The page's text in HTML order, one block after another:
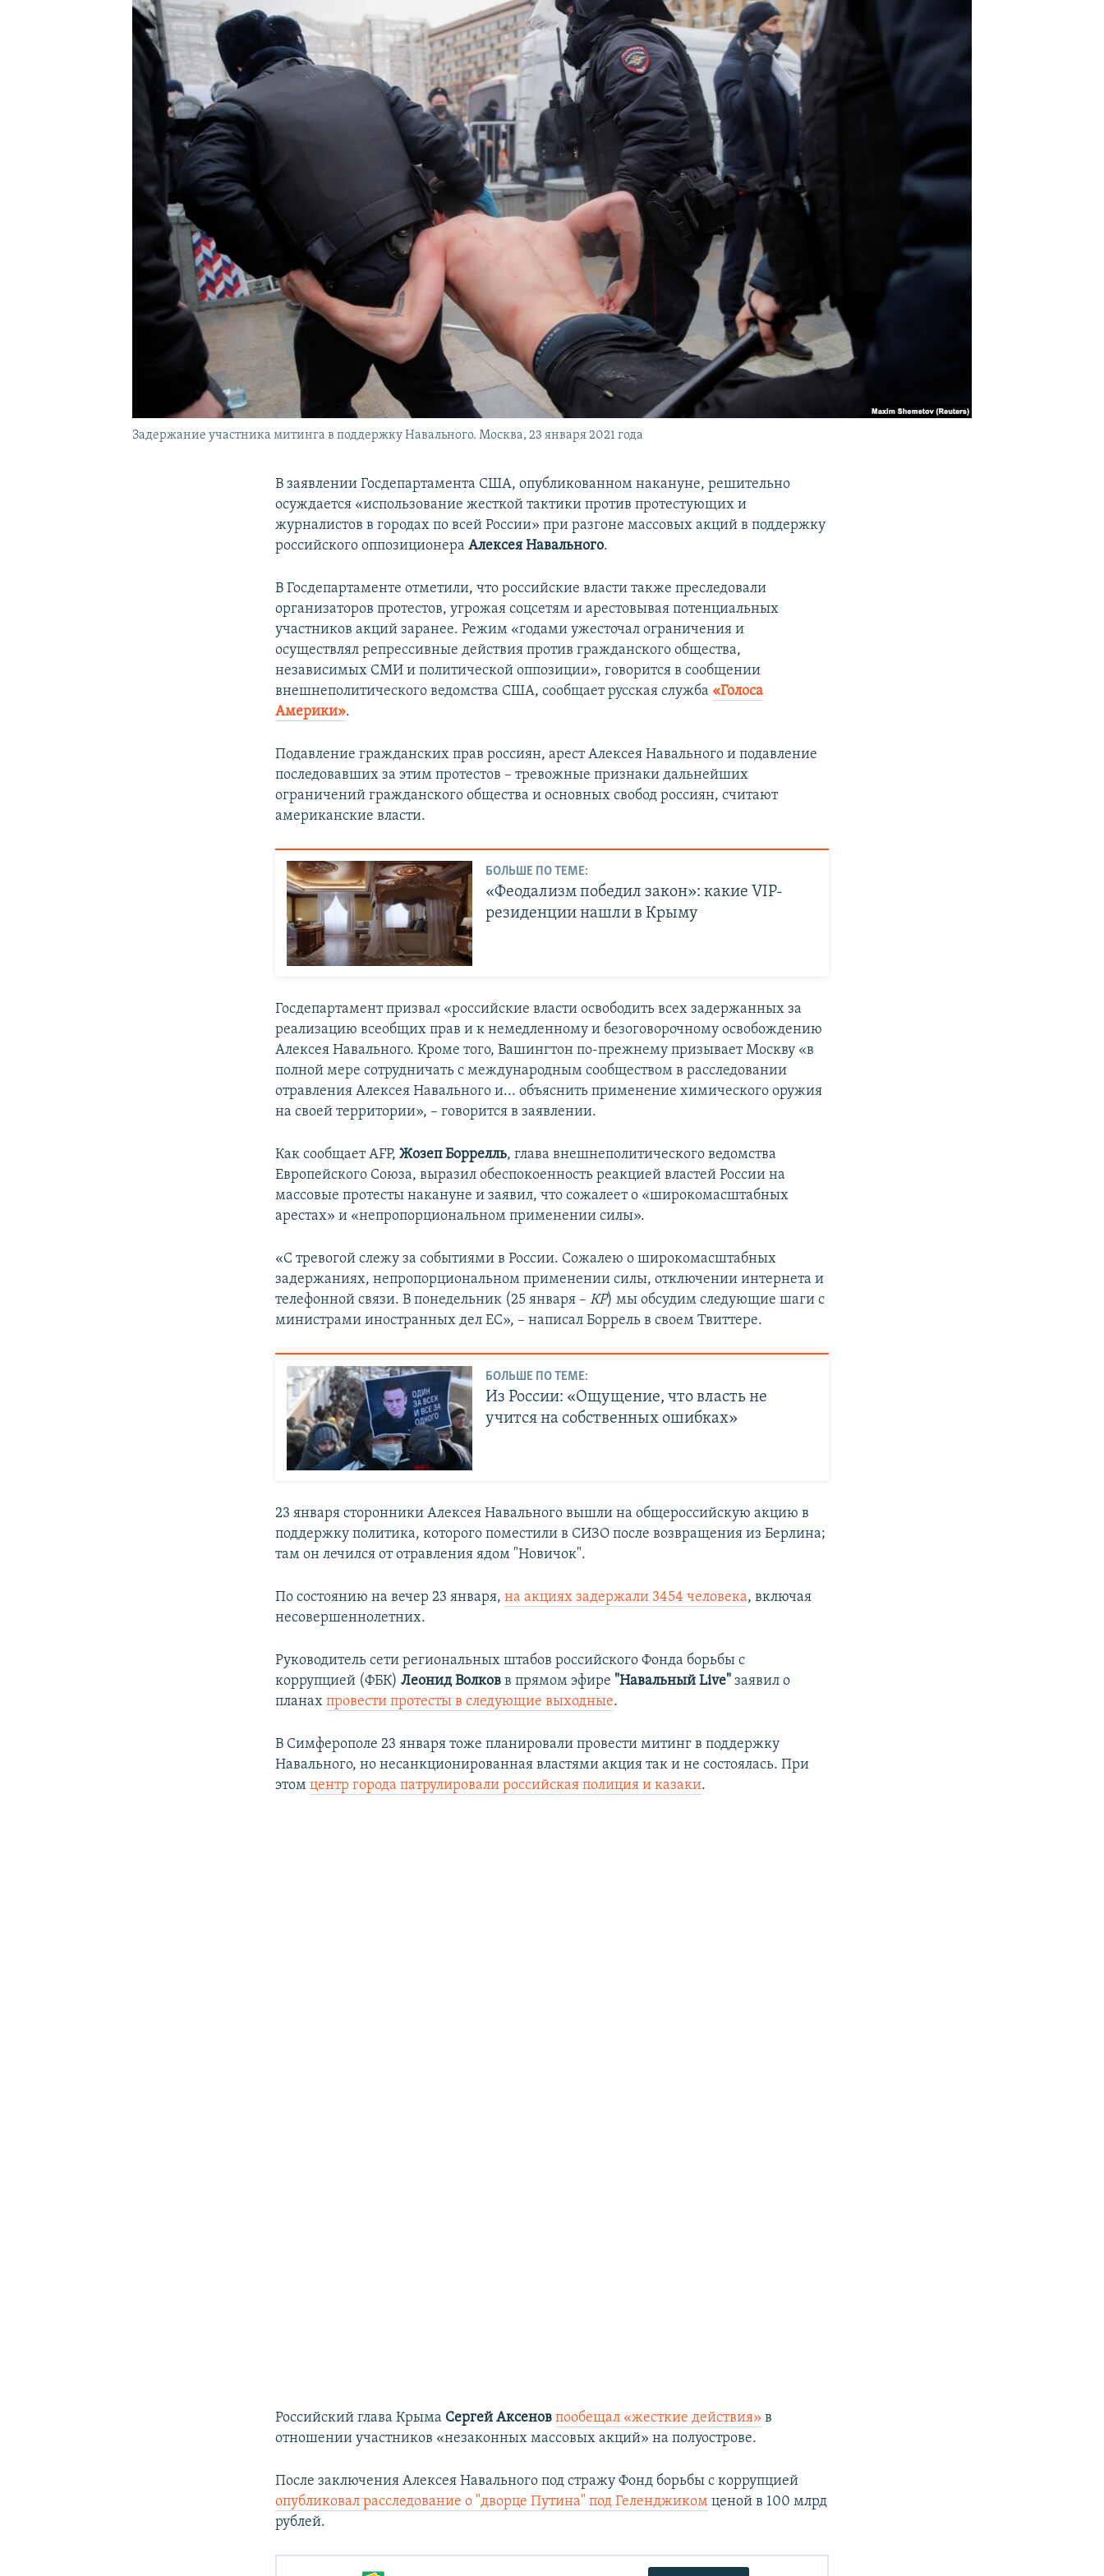
КРЫМ.НЕПОКОРЕННЫЙ
УКРАИНСКАЯ ПРОБЛЕМА КРЫМА
Задержание участника митинга в поддержку Навального. Москва, 23 января 2021 года
В заявлении Госдепартамента США, опубликованном накануне, решительно
осуждается «использование жесткой тактики против протестующих и
журналистов в городах по всей России» при разгоне массовых акций в поддержку
российского оппозиционераАлексея Навального.
В Госдепартаменте отметили, что российские власти также преследовали
организаторов протестов, угрожая соцсетям и арестовывая потенциальных
участников акций заранее. Режим «годами ужесточал ограничения и
осуществлял репрессивные действия против гражданского общества,
независимых СМИ и политической оппозиции», говорится в сообщении
внешнеполитического ведомства США, сообщает русская служба «Голоса
Америки».
Подавление гражданских прав россиян, арест Алексея Навального и подавление
последовавших за этим протестов – тревожные признаки дальнейших
ограничений гражданского общества и основных свобод россиян, считают
американские власти.
БОЛЬШЕ ПО ТЕМЕ:
«Феодализм победил закон»: какие VIP-
резиденции нашли в Крыму
Госдепартамент призвал «российские власти освободить всех задержанных за
реализацию всеобщих прав и к немедленному и безоговорочному освобождению
Алексея Навального. Кроме того, Вашингтон по-прежнему призывает Москву «в
полной мере сотрудничать с международным сообществом в расследовании
отравления Алексея Навального и... объяснить применение химического оружия
на своей территории», – говорится в заявлении.
Как сообщает AFP,Жозеп Боррелль, глава внешнеполитического ведомства
Европейского Союза, выразил обеспокоенность реакцией властей России на
массовые протесты накануне и заявил, что сожалеет о «широкомасштабных
арестах» и «непропорциональном применении силы».
«С тревогой слежу за событиями в России. Сожалею о широкомасштабных
задержаниях, непропорциональном применении силы, отключении интернета и
телефонной связи. В понедельник (25 января –КР) мы обсудим следующие шаги с
министрами иностранных дел ЕС», – написал Боррель в своем Твиттере.
БОЛЬШЕ ПО ТЕМЕ:
Из России: «Ощущение, что власть не
учится на собственных ошибках»
23 января сторонники Алексея Навального вышли на общероссийскую акцию в
поддержку политика, которого поместили в СИЗО после возвращения из Берлина;
там он лечился от отравления ядом "Новичок".
По состоянию на вечер 23 января,на акциях задержали 3454 человека, включая
несовершеннолетних.
Руководитель сети региональных штабов российского Фонда борьбы с
коррупцией (ФБК)Леонид Волков в прямом эфире "Навальный Live" заявил о
планахпровести протесты в следующие выходные.
В Симферополе 23 января тоже планировали провести митинг в поддержку
Навального, но несанкционированная властями акция так и не состоялась. При
этомцентр города патрулировали российская полиция и казаки.
Российский глава Крыма Сергей Аксенов пообещал «жесткие действия» в
отношении участников «незаконных массовых акций» на полуострове.
После заключения Алексея Навального под стражу Фонд борьбы с коррупцией
опубликовал расследование о "дворце Путина" под Геленджиком ценой в 100 млрд
рублей.